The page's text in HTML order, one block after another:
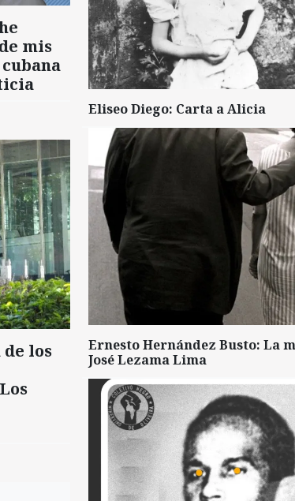
mis
los
Eliseo Diego: Carta a Alicia
Ernesto Hernández Busto: La
José Lezama Lima